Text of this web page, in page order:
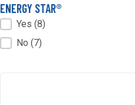
ENERGY STAR®
ENERGY STAR®
Yes (8)
No (7)